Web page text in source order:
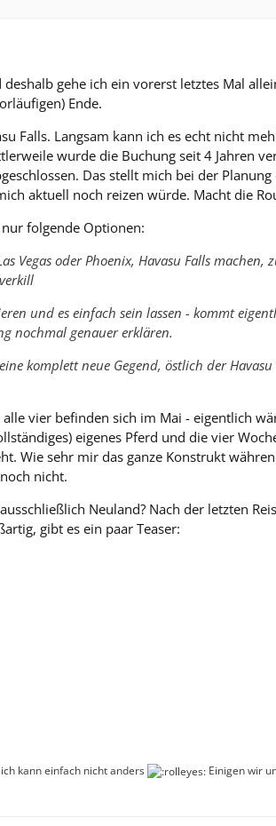
gehe ich ein vorerst letztes Mal
Ende.
Falls. Langsam kann ich es echt nicht
wurde die Buchung seit 4 Jahren
Das stellt mich bei der
aktuell noch reizen würde. Macht die
folgende Optionen:
Vegas oder Phoenix, Havasu Falls
und es einfach sein lassen - kommt
nochmal genauer erklären.
komplett neue Gegend, östlich der
alle vier befinden sich im Mai - eigentlich
eigenes Pferd und die vier
Wie sehr mir das ganze Konstrukt
nicht.
Neuland? Nach der letzten
gibt es ein paar Teaser:
kann einfach nicht anders
Einigen wir